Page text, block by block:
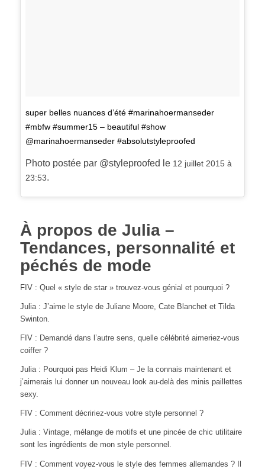
super belles nuances d’été #marinahoermanseder
#mbfw #summer15 – beautiful #show
@marinahoermanseder #absolutstyleproofed
Photo postée par @styleproofed le 12 juillet 2015 à
23:53
À propos de Julia –
Tendances, personnalité et
péchés de mode
FIV : Quel « style de star » trouvez-vous génial et pourquoi ?
Julia : J’aime le style de Juliane Moore, Cate Blanchet et Tilda
Swinton.
FIV : Demandé dans l’autre sens, quelle célébrité aimeriez-vous
coiffer ?
Julia : Pourquoi pas Heidi Klum – Je la connais maintenant et
j’aimerais lui donner un nouveau look au-delà des minis paillettes
sexy.
FIV : Comment décririez-vous votre style personnel ?
Julia : Vintage, mélange de motifs et une pincée de chic utilitaire
sont les ingrédients de mon style personnel.
FIV : Comment voyez-vous le style des femmes allemandes ? Il